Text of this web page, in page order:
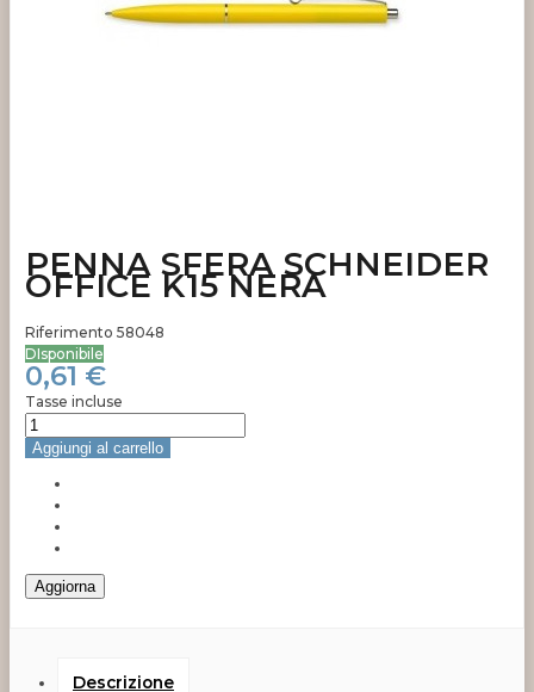
PENNA SFERA SCHNEIDER
OFFICE K15 NERA
Riferimento 58048
DIsponibile
0,61 €
Tasse incluse
Aggiungi al carrello
Descrizione